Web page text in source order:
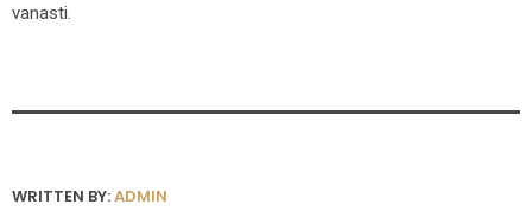
vanasti.
WRITTEN BY:ADMIN